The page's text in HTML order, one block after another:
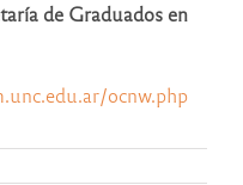
de Graduados en
ocnw.php